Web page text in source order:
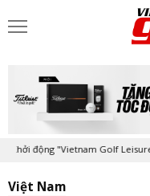
động "Vietnam Golf Leisure
Việt Nam